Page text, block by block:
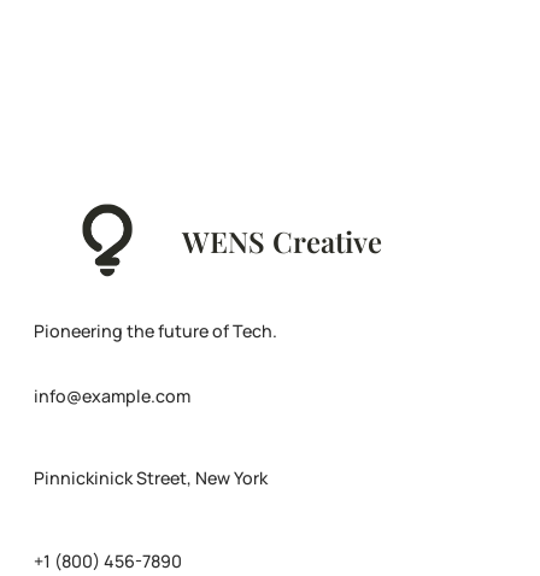
WENS Creative
Pioneering the future of Tech.
info@example.com
Pinnickinick Street, New York
+1 (800) 456-7890